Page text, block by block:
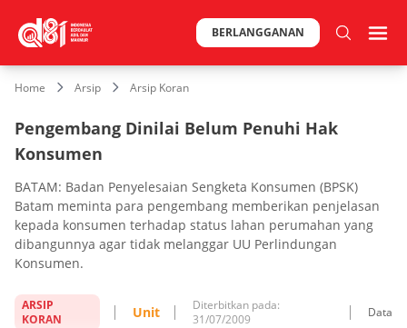
BERLANGGANAN
Home Arsip Arsip Koran
Pengembang Dinilai Belum Penuhi Hak
Konsumen
BATAM: Badan Penyelesaian Sengketa Konsumen (BPSK)
Batam meminta para pengembang memberikan penjelasan
kepada konsumen terhadap status lahan perumahan yang
dibangunnya agar tidak melanggar UU Perlindungan
Konsumen.
ARSIP
KORAN
Unit
Diterbitkan pada:
31/07/2009
Data